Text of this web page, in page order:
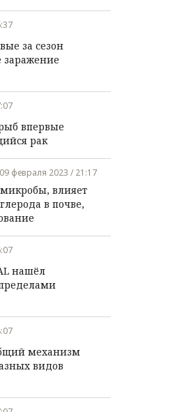
за сезон
заражение
впервые
рак
09 февраля 2023 / 21:17
влияет
в почве,
нашёл
механизм
видов